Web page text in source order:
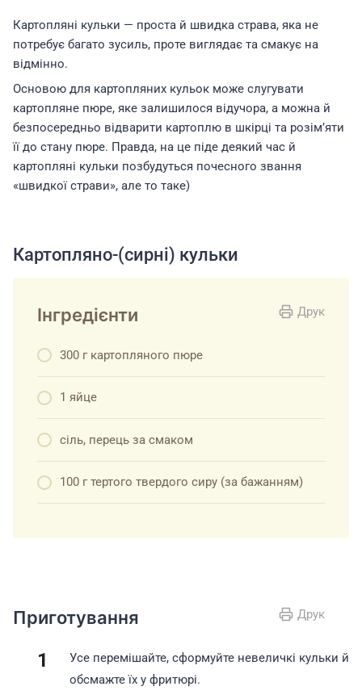
Картопляні кульки — проста й швидка страва, яка не
потребує багато зусиль, проте виглядає та смакує на
відмінно.
Основою для картопляних кульок може слугувати
картопляне пюре, яке залишилося відучора, а можна й
безпосередньо відварити картоплю в шкірці та розім’яти
її до стану пюре. Правда, на це піде деякий час й
картопляні кульки позбудуться почесного звання
«швидкої страви», але то таке)
Картопляно-(сирні) кульки
Друк
Інгредієнти
300 г картопляного пюре
1 яйце
сіль, перець за смаком
100 г тертого твердого сиру (за бажанням)
Друк
Приготування
Усе перемішайте, сформуйте невеличкі кульки й
обсмажте їх у фритюрі.